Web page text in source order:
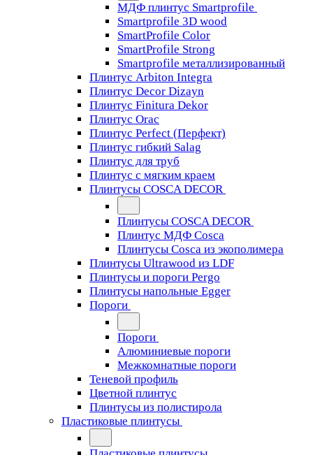
МДФ плинтус Smartprofile
Smartprofile 3D wood
SmartProfile Color
SmartProfile Strong
Smartprofile металлизированный
Плинтус Arbiton Integra
Плинтус Decor Dizayn
Плинтус Finitura Dekor
Плинтус Orac
Плинтус Perfect (Перфект)
Плинтус гибкий Salag
Плинтус для труб
Плинтус с мягким краем
Плинтусы COSCA DECOR
Плинтусы COSCA DECOR
Плинтус МДФ Cosca
Плинтусы Cosca из экополимера
Плинтусы Ultrawood из LDF
Плинтусы и пороги Pergo
Плинтусы напольные Egger
Пороги
Пороги
Алюминиевые пороги
Межкомнатные пороги
Теневой профиль
Цветной плинтус
Плинтусы из полистирола
Пластиковые плинтусы